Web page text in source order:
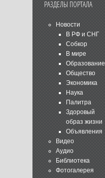
РАЗДЕЛЫ ПОРТАЛА
Новости
В РФ и СНГ
Собкор
В мире
Образование
Общество
Экономика
Наука
Палитра
Здоровый
образ жизни
Объявления
Видео
Аудио
Библиотека
Фотогалерея